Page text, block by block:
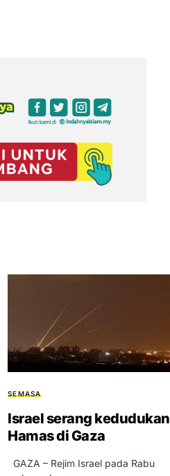
SEMASA
Israel serang kedudukan
Hamas di Gaza
GAZA – Rejim Israel pada Rabu